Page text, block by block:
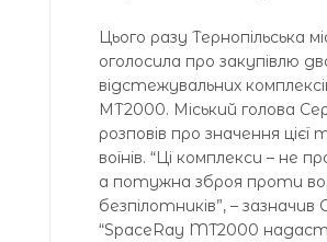
Цього разу Тернопільська
оголосила про закупівлю
відстежувальних
МТ2000. Міський голова
розповів про значення цієї
воїнів. “Ці комплекси – не
а потужна зброя проти
безпілотників”, – зазначив
“SpaceRay MT2000